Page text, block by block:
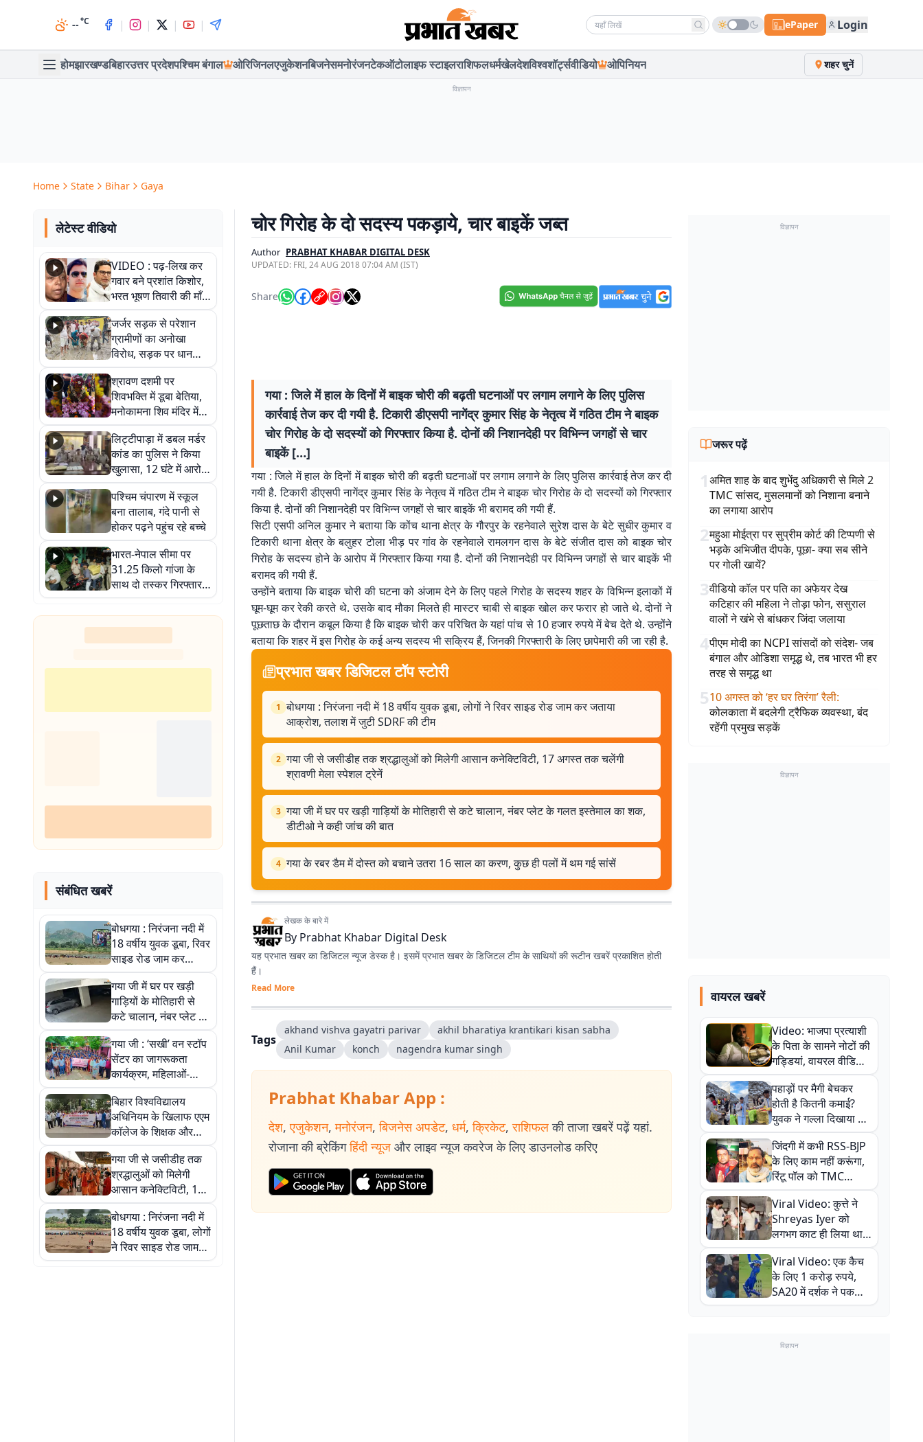
--°C | | | | Search news ePaper Login
होमझारखण्डबिहारउत्तर प्रदेशपश्चिम बंगाल ओरिजिनलएजुकेशनबिजनेसमनोरंजनटेकऑटोलाइफ स्टाइलराशिफलधर्मखेलदेशविश्वशॉर्ट्सवीडियो ओपिनियन शहर चुनें
विज्ञापन
Home State Bihar Gaya
लेटेस्ट वीडियो
VIDEO : पढ़-लिख कर
गवार बने प्रशांत किशोर,
भरत भूषण तिवारी की माँ ने
कहा नहीं थी उम्मीद, बेटा
था तो किसी को बोलने की
नहीं थी हिम्मत
जर्जर सड़क से परेशान
ग्रामीणों का अनोखा
विरोध, सड़क पर धान
रोपकर और खाद डालकर
जताया आक्रोश
श्रावण दशमी पर
शिवभक्ति में डूबा बेतिया,
मनोकामना शिव मंदिर में
हुआ भव्य श्रृंगार
लिट्टीपाड़ा में डबल मर्डर
कांड का पुलिस ने किया
खुलासा, 12 घंटे में आरोपी
गिरफ्तार
पश्चिम चंपारण में स्कूल
बना तालाब, गंदे पानी से
होकर पढ़ने पहुंच रहे बच्चे
भारत-नेपाल सीमा पर
31.25 किलो गांजा के
साथ दो तस्कर गिरफ्तार,
नेपाली नंबर की बाइक
जब्त
संबंधित खबरें
बोधगया : निरंजना नदी में
18 वर्षीय युवक डूबा, रिवर
साइड रोड जाम कर
ग्रामीणों ने जताया
आक्रोश, जानिए पांच
तस्वीरों में पूरी खबर
गया जी में घर पर खड़ी
गाड़ियों के मोतिहारी से
कटे चालान, नंबर प्लेट के
गलत इस्तेमाल का शक,
डीटीओ ने कही जांच की
बात
गया जी : ‘सखी’ वन स्टॉप
सेंटर का जागरूकता
कार्यक्रम, महिलाओं-
किशोरियों को अधिकार
और सुरक्षा की जानकारी
बिहार विश्वविद्यालय
अधिनियम के खिलाफ एएम
कॉलेज के शिक्षक और
कर्मचारियों का विरोध
प्रदर्शन, 10 अगस्त को
सामूहिक अवकाश की
चेतावनी
गया जी से जसीडीह तक
श्रद्धालुओं को मिलेगी
आसान कनेक्टिविटी, 17
अगस्त तक चलेंगी श्रावणी
मेला स्पेशल ट्रेनें
बोधगया : निरंजना नदी में
18 वर्षीय युवक डूबा, लोगों
ने रिवर साइड रोड जाम
कर जताया आक्रोश,
चोर गिरोह के दो सदस्य पकड़ाये, चार बाइकें जब्त
Author PRABHAT KHABAR DIGITAL DESK
UPDATED: FRI, 24 AUG 2018 07:04 AM (IST)
Share
गया : जिले में हाल के दिनों में बाइक चोरी की बढ़ती घटनाओं पर लगाम लगाने के लिए पुलिस
कार्रवाई तेज कर दी गयी है. टिकारी डीएसपी नागेंद्र कुमार सिंह के नेतृत्व में गठित टीम ने बाइक
चोर गिरोह के दो सदस्यों को गिरफ्तार किया है. दोनों की निशानदेही पर विभिन्न जगहों से चार
बाइकें […]
गया : जिले में हाल के दिनों में बाइक चोरी की बढ़ती घटनाओं पर लगाम लगाने के लिए पुलिस कार्रवाई तेज कर दी
गयी है. टिकारी डीएसपी नागेंद्र कुमार सिंह के नेतृत्व में गठित टीम ने बाइक चोर गिरोह के दो सदस्यों को गिरफ्तार
किया है. दोनों की निशानदेही पर विभिन्न जगहों से चार बाइकें भी बरामद की गयी हैं.
सिटी एसपी अनिल कुमार ने बताया कि कोंच थाना क्षेत्र के गौरपुर के रहनेवाले सुरेश दास के बेटे सुधीर कुमार व
टिकारी थाना क्षेत्र के बलुहर टोला भीड़ पर गांव के रहनेवाले रामलगन दास के बेटे संजीत दास को बाइक चोर
गिरोह के सदस्य होने के आरोप में गिरफ्तार किया गया है. दोनों की निशानदेही पर विभिन्न जगहों से चार बाइकें भी
बरामद की गयी हैं.
उन्होंने बताया कि बाइक चोरी की घटना को अंजाम देने के लिए पहले गिरोह के सदस्य शहर के विभिन्न इलाकों में
घूम-घूम कर रेकी करते थे. उसके बाद मौका मिलते ही मास्टर चाबी से बाइक खोल कर फरार हो जाते थे. दोनों ने
पूछताछ के दौरान कबूल किया है कि बाइक चोरी कर परिचित के यहां पांच से 10 हजार रुपये में बेच देते थे. उन्होंने
बताया कि शहर में इस गिरोह के कई अन्य सदस्य भी सक्रिय हैं, जिनकी गिरफ्तारी के लिए छापेमारी की जा रही है.
प्रभात खबर डिजिटल टॉप स्टोरी
1 बोधगया : निरंजना नदी में 18 वर्षीय युवक डूबा, लोगों ने रिवर साइड रोड जाम कर जताया
आक्रोश, तलाश में जुटी SDRF की टीम
2 गया जी से जसीडीह तक श्रद्धालुओं को मिलेगी आसान कनेक्टिविटी, 17 अगस्त तक चलेंगी
श्रावणी मेला स्पेशल ट्रेनें
3 गया जी में घर पर खड़ी गाड़ियों के मोतिहारी से कटे चालान, नंबर प्लेट के गलत इस्तेमाल का शक,
डीटीओ ने कही जांच की बात
4 गया के रबर डैम में दोस्त को बचाने उतरा 16 साल का करण, कुछ ही पलों में थम गई सांसें
लेखक के बारे में
By Prabhat Khabar Digital Desk
यह प्रभात खबर का डिजिटल न्यूज डेस्क है। इसमें प्रभात खबर के डिजिटल टीम के साथियों की रूटीन खबरें प्रकाशित होती
हैं।
Read More
Tags
akhand vishva gayatri parivar
akhil bharatiya krantikari kisan sabha
Anil Kumar
konch nagendra kumar singh
Prabhat Khabar App :
देश, एजुकेशन, मनोरंजन, बिजनेस अपडेट, धर्म, क्रिकेट, राशिफल की ताजा खबरें पढ़ें यहां.
रोजाना की ब्रेकिंग हिंदी न्यूज और लाइव न्यूज कवरेज के लिए डाउनलोड करिए
विज्ञापन
जरूर पढ़ें
1अमित शाह के बाद शुभेंदु अधिकारी से मिले 2
TMC सांसद, मुसलमानों को निशाना बनाने
का लगाया आरोप
2महुआ मोईत्रा पर सुप्रीम कोर्ट की टिप्पणी से
भड़के अभिजीत दीपके, पूछा- क्या सब सीने
पर गोली खायें?
3वीडियो कॉल पर पति का अफेयर देख
कटिहार की महिला ने तोड़ा फोन, ससुराल
वालों ने खंभे से बांधकर जिंदा जलाया
4पीएम मोदी का NCPI सांसदों को संदेश- जब
बंगाल और ओडिशा समृद्ध थे, तब भारत भी हर
तरह से समृद्ध था
510 अगस्त को ‘हर घर तिरंगा’ रैली:
कोलकाता में बदलेगी ट्रैफिक व्यवस्था, बंद
रहेंगी प्रमुख सड़कें
विज्ञापन
वायरल खबरें
Video: भाजपा प्रत्याशी
के पिता के सामने नोटों की
गड्डियां, वायरल वीडियो
से राजनीति में उबाल,
अजित महतो बोले- TMC
की गंदी चाल
पहाड़ों पर मैगी बेचकर
होती है कितनी कमाई?
युवक ने गल्ला दिखाया तो
नौकरी वालों के खड़े हो गए
कान
जिंदगी में कभी RSS-BJP
के लिए काम नहीं करूंगा,
रिंटू पॉल को TMC
ऑफिस में ले जाकर पीटा,
Video वायरल
Viral Video: कुत्ते ने
Shreyas Iyer को
लगभग काट ही लिया था,
न्यूजीलैंड सीरीज से पहले
बाल-बाल बचे
Viral Video: एक कैच
के लिए 1 करोड़ रुपये,
SA20 में दर्शक ने पकड़ा
एक हाथ से गजब का कैच
विज्ञापन